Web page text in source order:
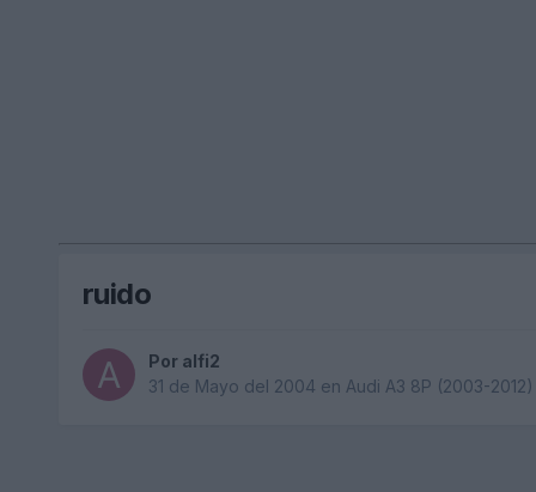
ruido
Por alfi2
31 de Mayo del 2004 en Audi A3 8P (2003-2012)